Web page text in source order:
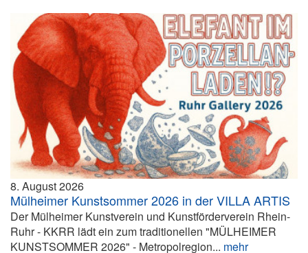
8. August 2026
Mülheimer Kunstsommer 2026 in der VILLA ARTIS
Der Mülheimer Kunstverein und Kunstförderverein Rhein-
Ruhr - KKRR lädt ein zum traditionellen "MÜLHEIMER
KUNSTSOMMER 2026" - Metropolregion... mehr